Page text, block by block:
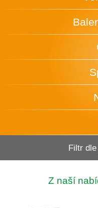
Filtr
Z naší